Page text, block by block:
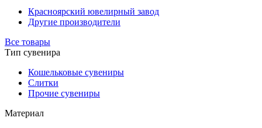
Красноярский ювелирный завод
Другие производители
Все товары
Тип сувенира
Кошельковые сувениры
Слитки
Прочие сувениры
Материал